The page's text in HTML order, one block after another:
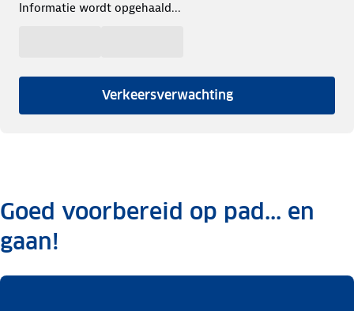
Informatie wordt opgehaald...
Verkeersverwachting
Goed voorbereid op pad... en
gaan!